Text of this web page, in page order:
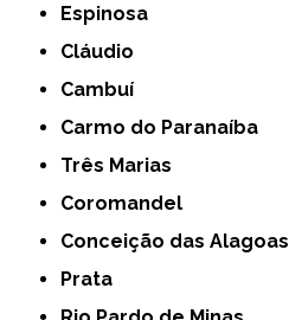
Espinosa
Cláudio
Cambuí
Carmo do Paranaíba
Três Marias
Coromandel
Conceição das Alagoas
Prata